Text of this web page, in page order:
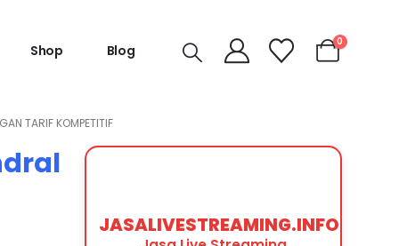
Shop Blog
0
TARIF KOMPETITIF
JASALIVESTREAMING.INFO